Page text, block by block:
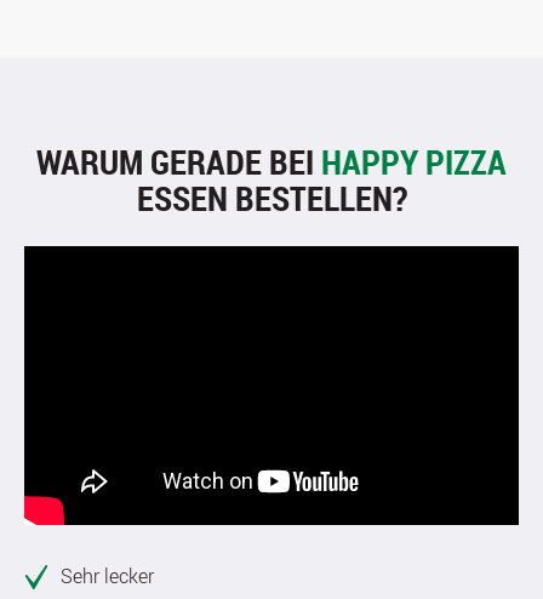
WARUM GERADE BEI HAPPY PIZZA
ESSEN BESTELLEN?
Sehr lecker